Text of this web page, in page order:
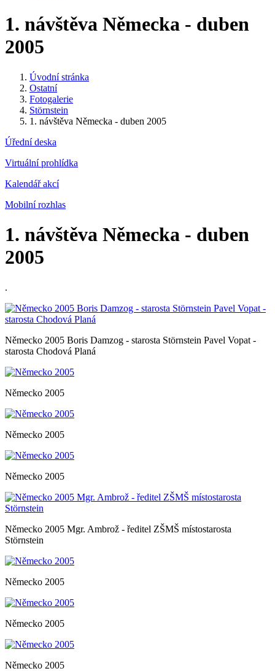
1. návštěva Německa - duben
2005
Úvodní stránka
Ostatní
Fotogalerie
Störnstein
1. návštěva Německa - duben 2005
Úřední deska
Virtuální prohlídka
Kalendář akcí
Mobilní rozhlas
1. návštěva Německa - duben
2005
.
Německo 2005 Boris Damzog - starosta Störnstein Pavel Vopat -
starosta Chodová Planá
Německo 2005
Německo 2005
Německo 2005
Německo 2005 Mgr. Ambrož - ředitel ZŠMŠ místostarosta
Störnstein
Německo 2005
Německo 2005
Německo 2005